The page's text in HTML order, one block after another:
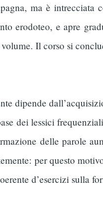
ma è intrecciata
erodoteo, e apre
Il corso si
dipende
dei lessici
delle parole
per questo
d’esercizi sulla